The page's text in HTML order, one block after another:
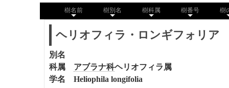
樹名前 樹別名 樹科属 樹番号 樹
ヘリオフィラ・ロンギフォリア
別名
科属 アブラナ科ヘリオフィラ 属
学名 Heliophila longifolia